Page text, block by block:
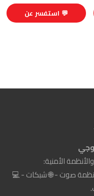
💬 استفسر عن
الأمنية:
أنظمة صوت - 🌐 شبكات - 💻